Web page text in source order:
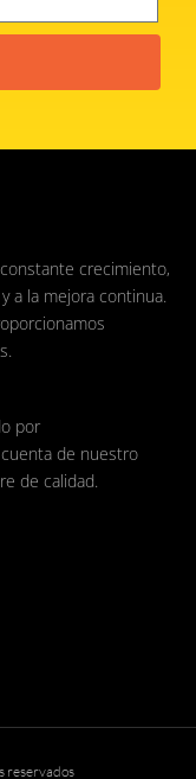
crecimiento,
a la mejora continua.
por
de nuestro
de calidad.
reservados